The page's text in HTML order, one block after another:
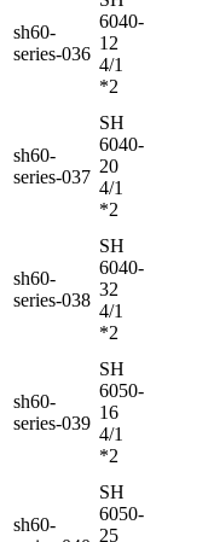
sh60-
series-036
6040-
12
4/1
*2
sh60-
series-037
SH
6040-
20
4/1
*2
sh60-
series-038
SH
6040-
32
4/1
*2
sh60-
series-039
SH
6050-
16
4/1
*2
sh60-
SH
6050-
25